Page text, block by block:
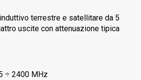
terrestre e satellitare da 5
uscite con attenuazione tipica
÷ 2400 MHz